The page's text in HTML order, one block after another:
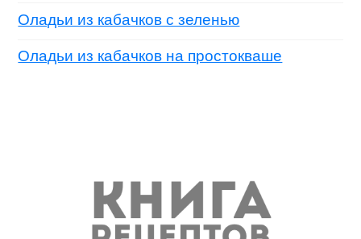
Оладьи из кабачков с зеленью
Оладьи из кабачков на простокваше